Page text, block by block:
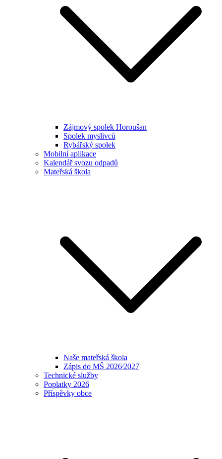
Zájmový spolek Horoušan
Spolek myslivců
Rybářský spolek
Mobilní aplikace
Kalendář svozu odpadů
Mateřská škola
Naše mateřská škola
Zápis do MŠ 2026⁄2027
Technické služby
Poplatky 2026
Příspěvky obce